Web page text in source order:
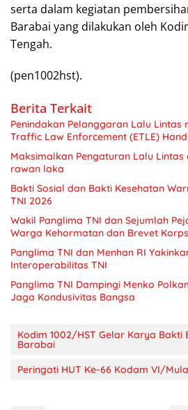
serta dalam kegiatan
Barabai yang dilakukan oleh
Tengah.
(pen1002hst).
Berita Terkait
Penindakan Pelanggaran Lalu Lintas
Traffic Law Enforcement (ETLE)
Maksimalkan Pengaturan Lalu
rawan laka
Bakti Sosial dan Bakti Kesehatan
TNI 2026
Wakil Panglima TNI dan Sejumlah
Warga Kehormatan dan Brevet
Panglima TNI dan Menhan RI Yakinkan Kesiapan
Interoperabilitas TNI
Panglima TNI Dampingi Menko
Jaga Kondusivitas Bangsa
Kodim 1002/HST Gelar Karya Bakti
Barabai
Peringati HUT Ke-66 Kodam VI/